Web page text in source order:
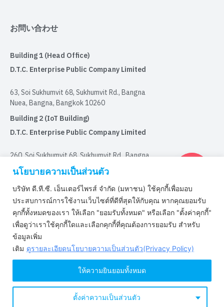
นโยบายความเป็นส่วนตัว
บริษัท ดี.ที.ซี. เอ็นเตอร์ไพรส์ จำกัด (มหาชน) ใช้คุกกี้เพื่อมอบ
ประสบการณ์การใช้งานเว็บไซต์ที่ดีที่สุดให้กับคุณ หากคุณยอมรับ
คุกกี้ทั้งหมดของเรา ให้เลือก "ยอมรับทั้งหมด" หรือเลือก "ตั้งค่าคุกกี้"
เพื่อดูว่าเราใช้คุกกี้ใดและเลือกคุกกี้ที่คุณต้องการยอมรับ สำหรับ
ข้อมูลเพิ่ม
เติม ดูรายละเอียดนโยบายความเป็นส่วนตัว(Privacy Policy)
ตั้งค่าความเป็นส่วนตัว
ให้ความยินยอมทั้งหมด
お問い合わせ
Building 1 (Head Office)
D.T.C. Enterprise Public Company Limited
63, Soi Sukhumvit 68, Sukhumvit Rd., Bangna
Nuea, Bangna, Bangkok 10260
Building 2 (IoT Building)
D.T.C. Enterprise Public Company Limited
260, Soi Sukhumvit 68, Sukhumvit Rd., Bangna
Nuea, Bangna, Bangkok 10260
取得認証
Certified by ISO9001 : 2015
Certified by IATF16949:2016
Certified by ISO/IEC 29110-4-1 : 2018
Certified by ISO/IEC 27001 : 2022
Certified by ISO/IEC 27701 : 2019
Copyright © 2022 www.dtc.co.th. All rights reserved